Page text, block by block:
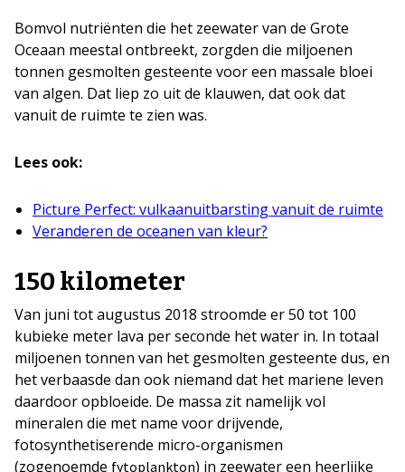
Bomvol nutriënten die het zeewater van de Grote
Oceaan meestal ontbreekt, zorgden die miljoenen
tonnen gesmolten gesteente voor een massale bloei
van algen. Dat liep zo uit de klauwen, dat ook dat
vanuit de ruimte te zien was.
Lees ook:
Picture Perfect: vulkaanuitbarsting vanuit de ruimte
Veranderen de oceanen van kleur?
150 kilometer
Van juni tot augustus 2018 stroomde er 50 tot 100
kubieke meter lava per seconde het water in. In totaal
miljoenen tonnen van het gesmolten gesteente dus, en
het verbaasde dan ook niemand dat het mariene leven
daardoor opbloeide. De massa zit namelijk vol
mineralen die met name voor drijvende,
fotosynthetiserende micro-organismen
(zogenoemde fytoplankton) in zeewater een heerlijke